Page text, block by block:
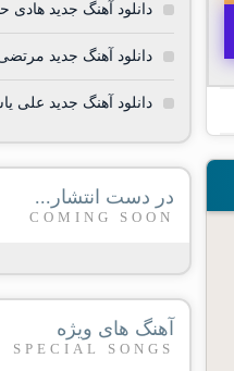
دانلود آهنگ جدید هادی
دانلود آهنگ جدید
دانلود آهنگ جدید علی
در دست انتشار...
COMING SOON
آهنگ های ویژه
SPECIAL SONGS